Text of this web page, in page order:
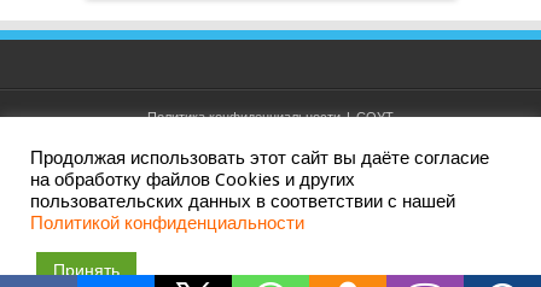
Политика конфиденциальности|СОУТ
Дизайн и создание сайта: АО ИРК "ПРИНТ ТВ". Все права
Продолжая использовать этот сайт вы даёте согласие
на обработку файлов Cookies и других
пользовательских данных в соответствии с нашей
Политикой конфиденциальности
Принять